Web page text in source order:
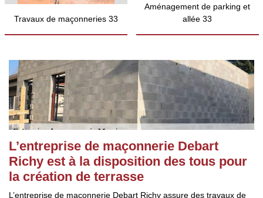
Travaux de maçonneries 33
Aménagement de parking et
allée 33
L’entreprise de maçonnerie Debart
Richy est à la disposition des tous pour
la création de terrasse
L’entreprise de maçonnerie Debart Richy assure des travaux de